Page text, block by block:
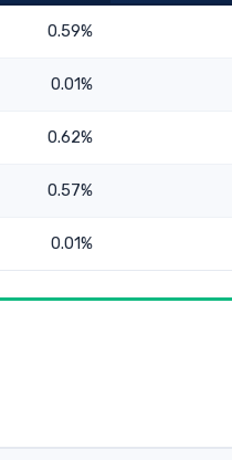
0.59%
0.01%
0.62%
0.57%
0.01%